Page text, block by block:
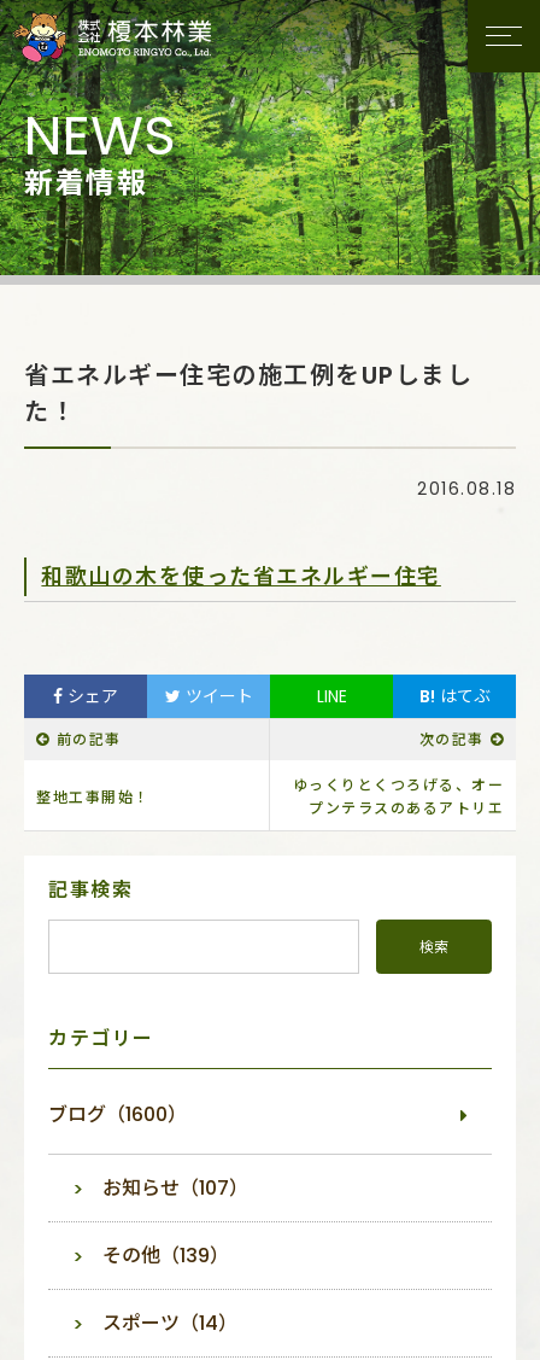
新着情報
省エネルギー住宅の施工例をUPしまし
た！
2016.08.18
和歌山の木を使った省エネルギー住宅
シェア ツイート LINE B! はてぶ
前の記事
整地工事開始！
次の記事
ゆっくりとくつろげる、オー
プンテラスのあるアトリエ
サ
ニ
記事検索
カテゴリー
ブログ（1600）
お知らせ（107）
その他（139）
スポーツ（14）